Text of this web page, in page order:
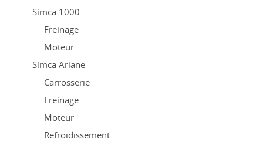
Simca 1000
Freinage
Moteur
Simca Ariane
Carrosserie
Freinage
Moteur
Refroidissement